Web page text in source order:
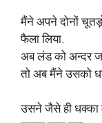
मैंने अपने दोनों
फैला लिया.
अब लंड को अन्दर
तो अब मैंने उसको
उसने जैसे ही धक्का